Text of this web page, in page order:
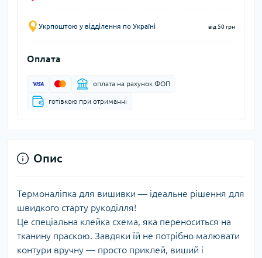
Укрпоштою у відділення по Україні від 50 грн
Оплата
оплата на рахунок ФОП
готівкою при отриманні
Опис
Термоналіпка для вишивки — ідеальне рішення для
швидкого старту рукоділля!
Це спеціальна клейка схема, яка переноситься на
тканину праскою. Завдяки їй не потрібно малювати
контури вручну — просто приклей, виший і